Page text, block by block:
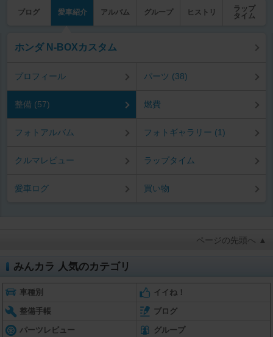
ブログ 愛車紹介 アルバム グループ ヒストリ
ラップ
タイム
ホンダ N-BOXカスタム
プロフィール パーツ (38)
整備 (57) 燃費
フォトアルバム フォトギャラリー (1)
クルマレビュー ラップタイム
愛車ログ 買い物
ページの先頭へ ▲
みんカラ 人気のカテゴリ
車種別 イイね！
整備手帳 ブログ
パーツレビュー グループ